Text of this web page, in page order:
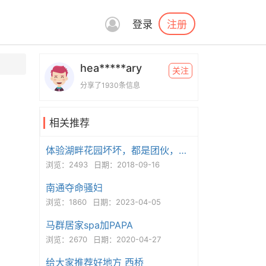
登录 注册
hea*****ary
分享了1930条信息
关注
相关推荐
体验湖畔花园坏坏，都是团伙，性价比一般
浏览：2493 日期：2018-09-16
南通夺命骚妇
浏览：1860 日期：2023-04-05
马群居家spa加PAPA
浏览：2670 日期：2020-04-27
给大家推荐好地方 西桥